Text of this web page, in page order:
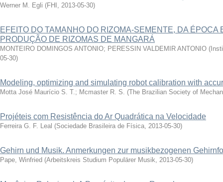
Werner M. Egli (FHI , 2013-05-30)
EFEITO DO TAMANHO DO RIZOMA-SEMENTE, DA ÉPOCA
PRODUÇÃO DE RIZOMAS DE MANGARÁ
MONTEIRO DOMINGOS ANTONIO; PERESSIN VALDEMIR ANTONIO (
05-30)
Modeling, optimizing and simulating robot calibration with
Motta José Maurício S. T.; Mcmaster R. S. (The Brazilian Society of
Projéteis com Resistência do Ar Quadrática na Velocidade
Ferreira G. F. Leal (Sociedade Brasileira de Física, 2013-05-30)
Gehirn und Musik. Anmerkungen zur musikbezogenen
Pape, Winfried (Arbeitskreis Studium Populärer Musik, 2013-05-30)